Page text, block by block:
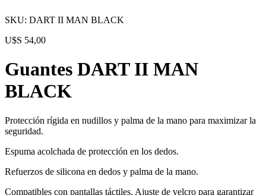
SKU: DART II MAN BLACK
U$S 54,00
Guantes DART II MAN
BLACK
Protección rígida en nudillos y palma de la mano para maximizar la
seguridad.
Espuma acolchada de protección en los dedos.
Refuerzos de silicona en dedos y palma de la mano.
Compatibles con pantallas táctiles. Ajuste de velcro para garantizar